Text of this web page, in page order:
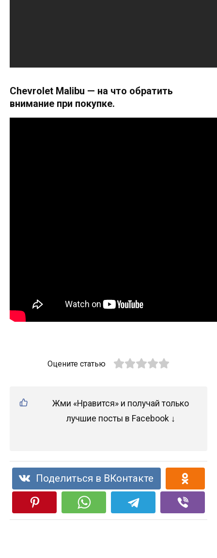
Chevrolet Malibu — на что обратить
внимание при покупке.
Оцените статью
Жми «Нравится» и получай только
лучшие посты в Facebook ↓
Поделиться в ВКонтакте